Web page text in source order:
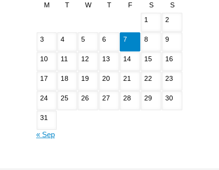
M T W T F S
S
1
2
3 4 5 6 7 8 9
10 11 12 13 14 15 16
17 18 19 20 21 22 23
24 25 26 27 28 29 30
31
« Sep